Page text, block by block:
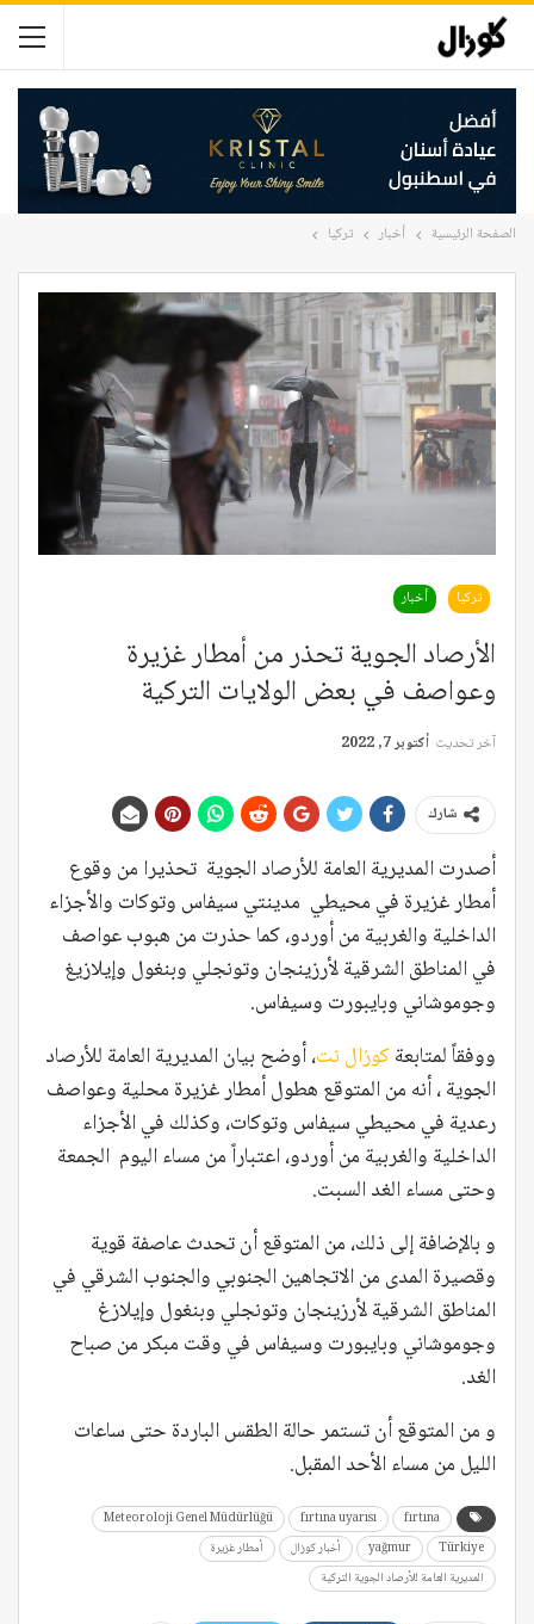
الصفحة الرئيسية أخبار تركيا
تركيا أخبار
الأرصاد الجوية تحذر من أمطار غزيرة
وعواصف في بعض الولايات التركية
آخر تحديث أكتوبر 7, 2022
شارك
أصدرت المديرية العامة للأرصاد الجوية تحذيرا من وقوع
أمطار غزيرة في محيطي مدينتي سيفاس وتوكات والأجزاء
الداخلية والغربية من أوردو، كما حذرت من هبوب عواصف
في المناطق الشرقية لأرزينجان وتونجلي وبنغول وإيلازيغ
وجوموشاني وبايبورت وسيفاس.
ووفقاً لمتابعةكوزال نت، أوضح بيان المديرية العامة للأرصاد
الجوية ، أنه من المتوقع هطول أمطار غزيرة محلية وعواصف
رعدية في محيطي سيفاس وتوكات، وكذلك في الأجزاء
الداخلية والغربية من أوردو، اعتباراً من مساء اليوم الجمعة
وحتى مساء الغد السبت.
و بالإضافة إلى ذلك، من المتوقع أن تحدث عاصفة قوية
وقصيرة المدى من الاتجاهين الجنوبي والجنوب الشرقي في
المناطق الشرقية لأرزينجان وتونجلي وبنغول وإيلازغ
وجوموشاني وبايبورت وسيفاس في وقت مبكر من صباح
الغد.
و من المتوقع أن تستمر حالة الطقس الباردة حتى ساعات
الليل من مساء الأحد المقبل.
fırtına
fırtına uyarısı
Meteoroloji Genel Müdürlüğü
Türkiye
yağmur أخبار كوزال
أمطار غزيرة
المديرية العامة للأرصاد الجوية التركية